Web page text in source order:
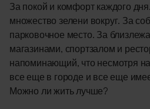
За покой и комфорт каждого
множество зелени вокруг. За
парковочное место. За
магазинами, спортзалом и
напоминающий, что несмотря
все еще в городе и все еще
Можно ли жить лучше?